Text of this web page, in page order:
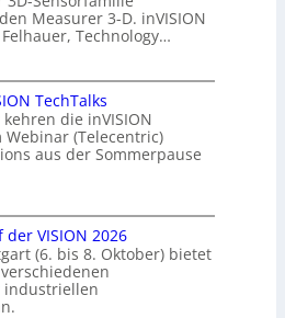
Measurer 3-D. inVISION
Technology…
TechTalks
die inVISION
Webinar (Telecentric)
aus der Sommerpause
VISION 2026
(6. bis 8. Oktober) bietet
industriellen